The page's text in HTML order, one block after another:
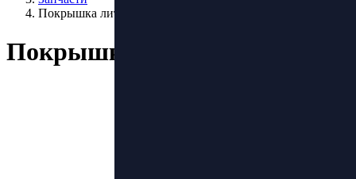
Покрышка литая 200х60
Покрышка литая 200х60